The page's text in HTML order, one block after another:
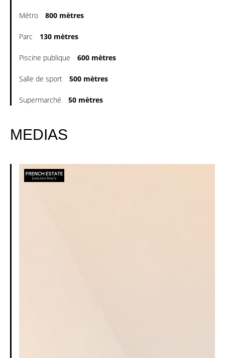
Métro 800 mètres
Parc 130 mètres
Piscine publique 600 mètres
Salle de sport 500 mètres
Supermarché 50 mètres
MEDIAS